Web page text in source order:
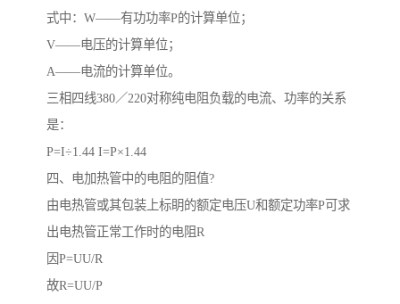
式中：W——有功功率P的计算单位；
V——电压的计算单位；
A——电流的计算单位。
三相四线380／220对称纯电阻负载的电流、功率的关系
是：
P=I÷1.44 I=P×1.44
四、电加热管中的电阻的阻值?
由电热管或其包装上标眀的额定电压U和额定功率P可求
出电热管正常工作时的电阻R
因P=UU/R
故R=UU/P